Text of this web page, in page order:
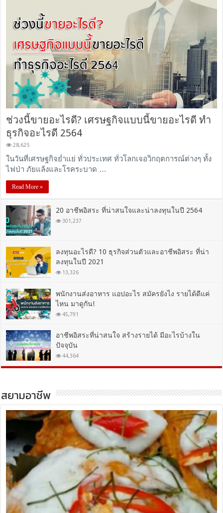
ช่วงนี้ขายอะไรดี? เศรษฐกิจแบบนี้ขายอะไรดี ทำ
ธุรกิจอะไรดี 2564
28,625
ในวันที่เศรษฐกิจย่ำแย่ ทั่วประเทศ ทั่วโลกเจอวิกฤตการณ์ต่างๆ ทั้ง
ไฟป่า ภัยแล้งและโรคระบาด …
Read More »
20 อาชีพอิสระ ที่น่าสนใจและน่าลงทุนในปี 2564
301,237
ลงทุนอะไรดี? 10 ธุรกิจส่วนตัวและอาชีพอิสระ ที่น่า
ลงทุนในปี 2021
13,326
พนักงานส่งอาหาร แอปอะไร สมัครยังไง รายได้ดีแค่
ไหน มาดูกัน!
45,791
อาชีพอิสระที่น่าสนใจ สร้างรายได้ มีอะไรบ้างใน
ปัจจุบัน
44,364
สยามอาชีพ